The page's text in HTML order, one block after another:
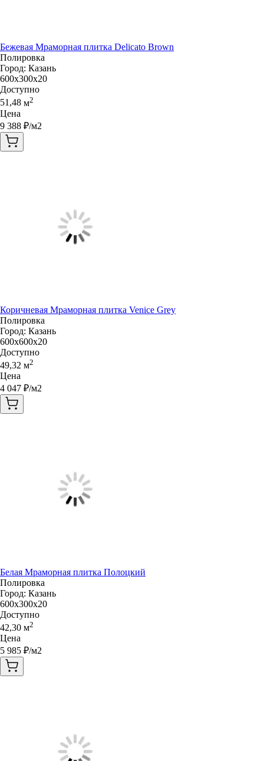
Бежевая Мраморная плитка Delicato Brown
Полировка
Город: Казань
600x300x20
Доступно
51,48 м2
Цена
9 388 ₽/м2
Коричневая Мраморная плитка Venice Grey
Полировка
Город: Казань
600x600x20
Доступно
49,32 м2
Цена
4 047 ₽/м2
Белая Мраморная плитка Полоцкий
Полировка
Город: Казань
600x300x20
Доступно
42,30 м2
Цена
5 985 ₽/м2